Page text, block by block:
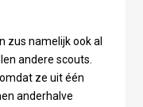
zus namelijk ook al
andere scouts.
ze uit één
anderhalve